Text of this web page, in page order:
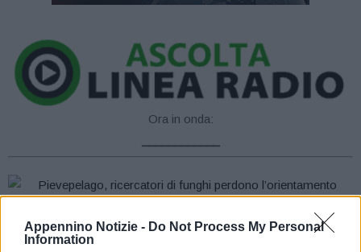
Appennino Notizie - Do Not Process My Personal
Information
Ora in onda:
Nella mattina di mercoledì 23 settembre, il Soccorso Alpino
Emilia Romagna e il Soccorso Alpino della Guardia di Finanza